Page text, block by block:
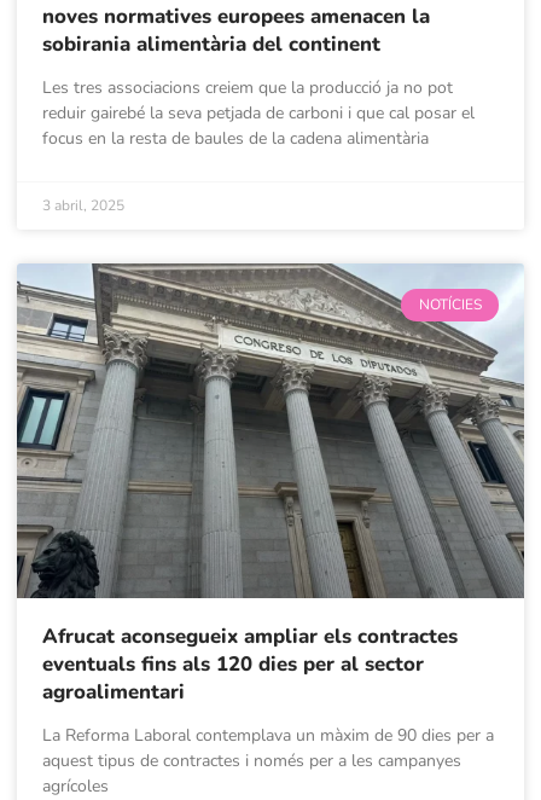
noves normatives europees amenacen la
sobirania alimentària del continent
Les tres associacions creiem que la producció ja no pot
reduir gairebé la seva petjada de carboni i que cal posar el
focus en la resta de baules de la cadena alimentària
3 abril, 2025
NOTÍCIES
Afrucat aconsegueix ampliar els contractes
eventuals fins als 120 dies per al sector
agroalimentari
La Reforma Laboral contemplava un màxim de 90 dies per a
aquest tipus de contractes i només per a les campanyes
agrícoles